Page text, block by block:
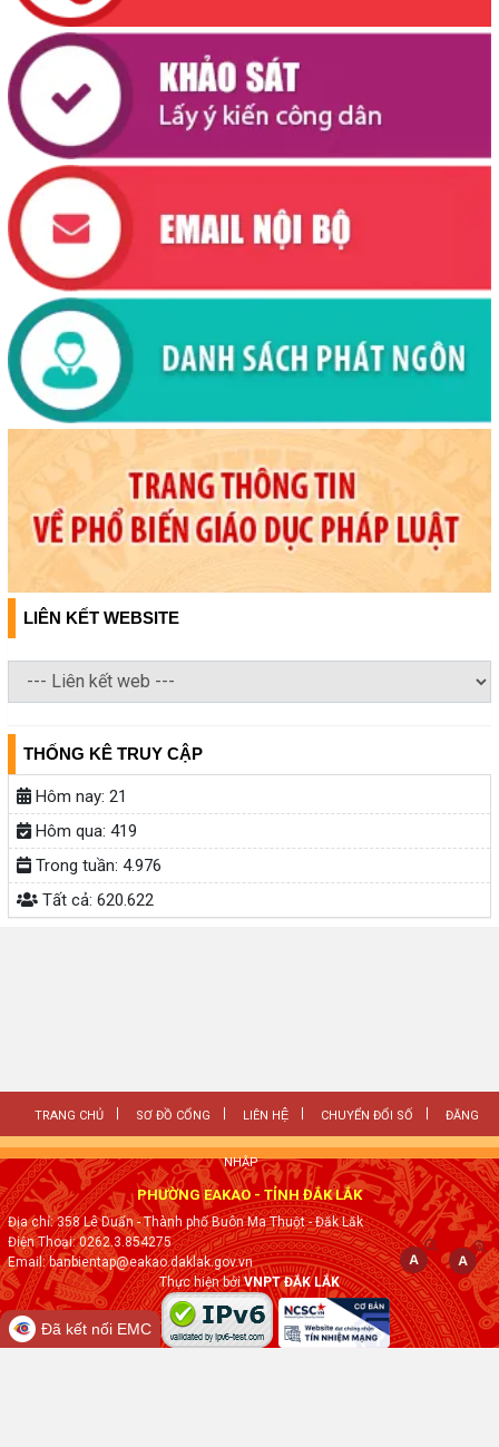
LIÊN KẾT WEBSITE
THỐNG KÊ TRUY CẬP
Hôm nay: 21
Hôm qua: 419
Trong tuần: 4.976
Tất cả: 620.622
TRANG CHỦ SƠ ĐỒ CỔNG LIÊN HỆ CHUYỂN ĐỔI SỐ ĐĂNG
NHẬP
PHƯỜNG EAKAO - TỈNH ĐẮK LẮK
Địa chỉ: 358 Lê Duẩn - Thành phố Buôn Ma Thuột - Đăk Lăk
Điện Thoại: 0262.3.854275
Email: banbientap@eakao.daklak.gov.vn
Thực hiện bởiVNPT ĐẮK LẮK
Đã kết nối EMC